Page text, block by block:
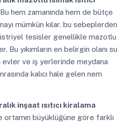
Bu hem zamanında hem de bütçe
mümkün kılar. bu sebeplerden
tesisler genellikle mazotlu
Bu yıkımların en belirgin olanı su
evler ve iş yerlerinde meydana
kalıcı hale gelen nem
inşaat ısıtıcı kiralama
ortamın büyüklüğüne göre farklı